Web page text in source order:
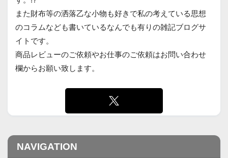
また財布等の洒落乙な小物も好きで私の考えている思想
のコラムなども書いているなんでも有りの雑記ブログサ
イトです。
商品レビューのご依頼やお仕事のご依頼はお問い合わせ
欄からお願い致します。
NAVIGATION